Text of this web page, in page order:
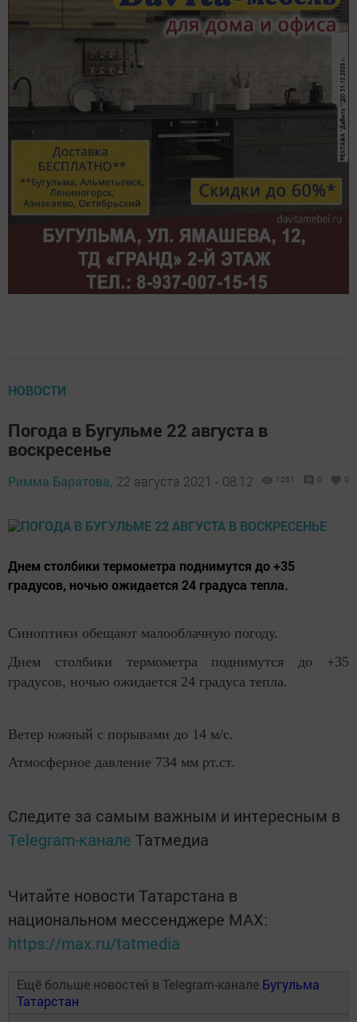
НОВОСТИ
Погода в Бугульме 22 августа в
воскресенье
Римма Баратова, 22 августа 2021 - 08:12 1051 0 0
Днем столбики термометра поднимутся до +35
градусов, ночью ожидается 24 градуса тепла.
Синоптики обещают малооблачную погоду.
Днем столбики термометра поднимутся до +35
градусов, ночью ожидается 24 градуса тепла.
Ветер южный с порывами до 14 м/с.
Атмосферное давление 734 мм рт.ст.
Следите за самым важным и интересным в
Telegram-канале Татмедиа
Читайте новости Татарстана в
национальном мессенджере MАХ:
https://max.ru/tatmedia
Ещё больше новостей в Telegram-канале Бугульма
Татарстан